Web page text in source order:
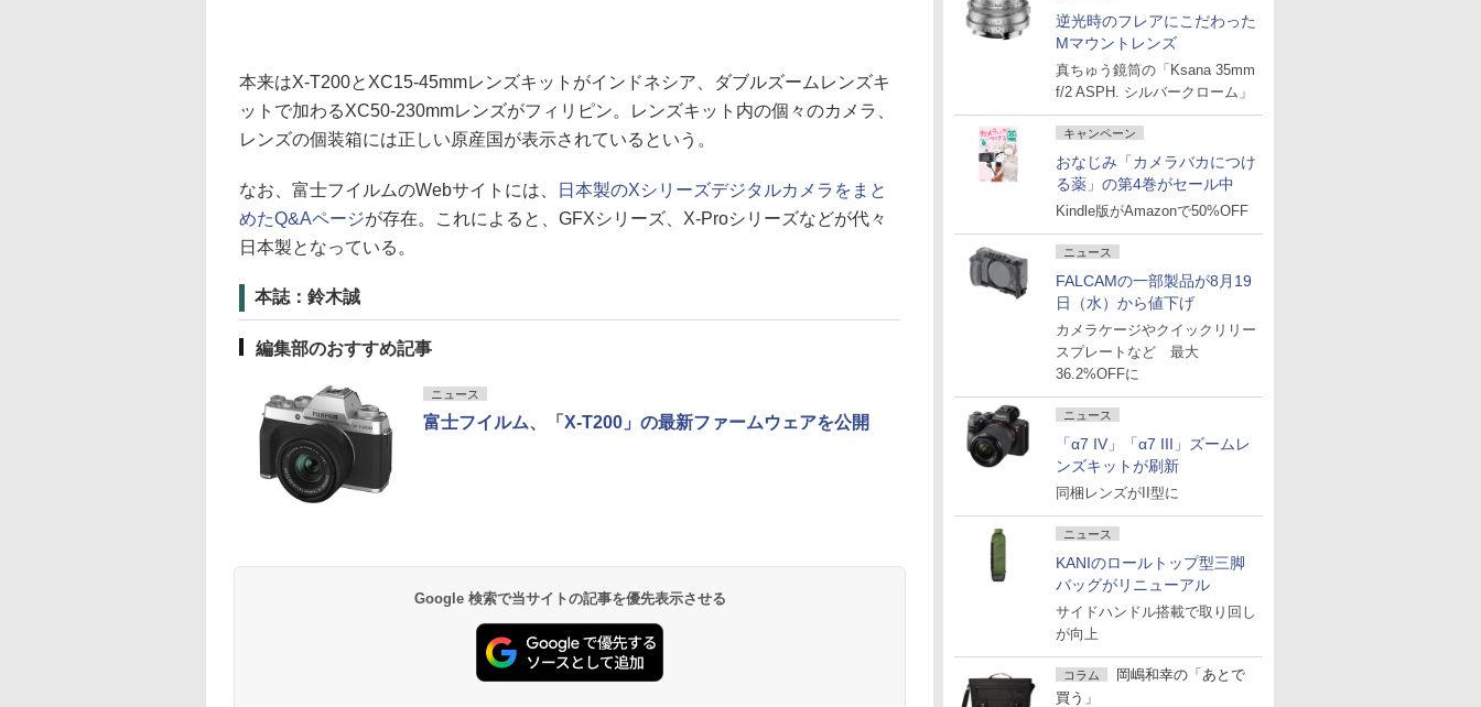
逆光時のフレアにこだわった
Mマウントレンズ
真ちゅう鏡筒の「Ksana 35mm
f/2 ASPH. シルバークローム」
キャンペーン
おなじみ「カメラバカにつけ
る薬」の第4巻がセール中
Kindle版がAmazonで50%OFF
ニュース
FALCAMの一部製品が8月19
日（水）から値下げ
カメラケージやクイックリリー
スプレートなど 最大
36.2%OFFに
ニュース
「α7 IV」「α7 III」ズームレ
ンズキットが刷新
同梱レンズがII型に
ニュース
KANIのロールトップ型三脚
バッグがリニューアル
サイドハンドル搭載で取り回し
が向上
コラム
岡嶋和幸の「あとで
買う」
本来はX-T200とXC15-45mmレンズキットがインドネシア、ダブルズームレンズキ
ットで加わるXC50-230mmレンズがフィリピン。レンズキット内の個々のカメラ、
レンズの個装箱には正しい原産国が表示されているという。
なお、富士フイルムのWebサイトには、
日本製のXシリーズデジタルカメラをまと
めたQ&Aページが存在。これによると、GFXシリーズ、X-Proシリーズなどが代々
日本製となっている。
本誌：鈴木誠
編集部のおすすめ記事
ニュース
富士フイルム、「X-T200」の最新ファームウェアを公開
Google 検索で当サイトの記事を優先表示させる